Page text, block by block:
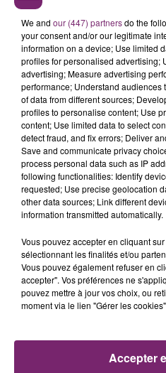
La Bulle -
de
We and our (447) partnersdo the
your consent and/or our legitimate
information on a device; Use limited
profiles for personalised advertising;
advertising; Measure advertising
performance; Understand audiences
of data from different sources;
profiles to personalise content; Use
content; Use limited data to select
detect fraud, and fix errors; Deliver
Save and communicate privacy
process personal data such as IP
following functionalities: Identify
requested; Use precise geolocation
other data sources; Link different
information transmitted automatically.
Vous pouvez accepter en cliquant
sélectionnant les finalités et/ou
Vous pouvez également refuser en
accepter". Vos préférences ne
pouvez mettre à jour vos choix, ou
moment via le lien "Gérer les
Accepter